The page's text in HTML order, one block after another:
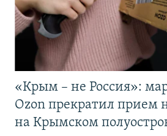
«Крым – не Россия»:
Ozon прекратил прием
на Крымском